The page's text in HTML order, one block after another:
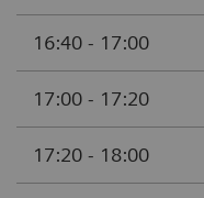
16:40 - 17:00
17:00 - 17:20
17:20 - 18:00